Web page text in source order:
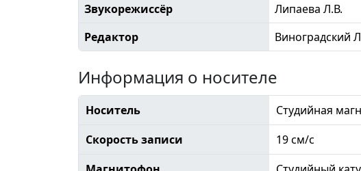
Звукорежиссёр
Липаева Л.В.
Редактор
Виноградский
Информация о носителе
Носитель
Студийная
Скорость записи
19 см/с